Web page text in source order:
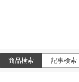
商品検索 記事検索